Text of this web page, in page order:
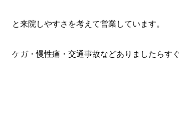
と来院しやすさを考えて営業しています。
ケガ・慢性痛・交通事故などありましたらす